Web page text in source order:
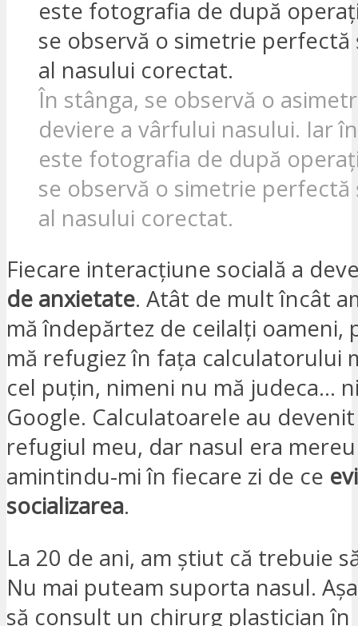
În stânga, se observă o
deviere a vârfului nasului. Iar
este fotografia de după
se observă o simetrie perfectă
al nasului corectat.
Fiecare interacțiune socială a
de anxietate. Atât de mult încât
mă îndepărtez de ceilalți oameni,
mă refugiez în fața calculatorului
cel puțin, nimeni nu mă judeca…
Google. Calculatoarele au
refugiul meu, dar nasul era
amintindu-mi în fiecare zi de ce
socializarea.
La 20 de ani, am știut că trebuie
Nu mai puteam suporta nasul.
să consult un chirurg plastician în